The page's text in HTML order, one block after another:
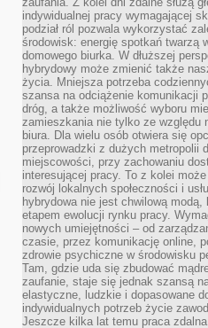
indywidualnej pracy wymagającej
podział ról pozwala wykorzystać
środowisk: energię spotkań twarzą
domowego biurka. W dłuższej
hybrydowy może zmienić także
życia. Mniejsza potrzeba
szansa na odciążenie komunikacji
dróg, a także możliwość wyboru
zamieszkania nie tylko ze względu
biura. Dla wielu osób otwiera się
przeprowadzki z dużych metropolii
miejscowości, przy zachowaniu
interesującej pracy. To z kolei
rozwój lokalnych społeczności i
hybrydowa nie jest chwilową modą,
etapem ewolucji rynku pracy.
nowych umiejętności – od
czasie, przez komunikację online,
zdrowie psychiczne w środowisku
Tam, gdzie uda się zbudować
zaufanie, staje się jednak szansą
elastyczne, ludzkie i dopasowane
indywidualnych potrzeb życie
Jeszcze kilka lat temu praca zdalna